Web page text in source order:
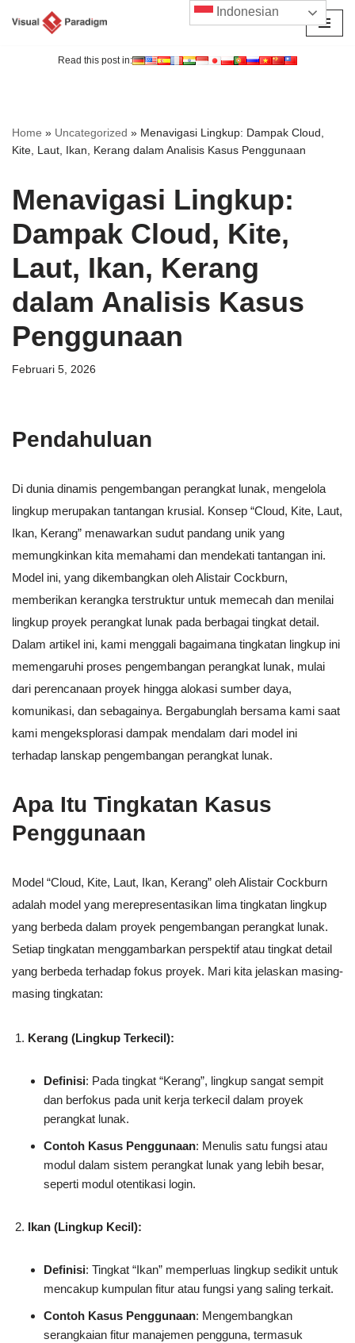
Read this post in:
Home » Uncategorized » Menavigasi Lingkup: Dampak Cloud,
Kite, Laut, Ikan, Kerang dalam Analisis Kasus Penggunaan
Menavigasi Lingkup:
Dampak Cloud, Kite,
Laut, Ikan, Kerang
dalam Analisis Kasus
Penggunaan
Februari 5, 2026
Pendahuluan
Di dunia dinamis pengembangan perangkat lunak, mengelola
lingkup merupakan tantangan krusial. Konsep “Cloud, Kite, Laut,
Ikan, Kerang” menawarkan sudut pandang unik yang
memungkinkan kita memahami dan mendekati tantangan ini.
Model ini, yang dikembangkan oleh Alistair Cockburn,
memberikan kerangka terstruktur untuk memecah dan menilai
lingkup proyek perangkat lunak pada berbagai tingkat detail.
Dalam artikel ini, kami menggali bagaimana tingkatan lingkup ini
memengaruhi proses pengembangan perangkat lunak, mulai
dari perencanaan proyek hingga alokasi sumber daya,
komunikasi, dan sebagainya. Bergabunglah bersama kami saat
kami mengeksplorasi dampak mendalam dari model ini
terhadap lanskap pengembangan perangkat lunak.
Apa Itu Tingkatan Kasus
Penggunaan
Model “Cloud, Kite, Laut, Ikan, Kerang” oleh Alistair Cockburn
adalah model yang merepresentasikan lima tingkatan lingkup
yang berbeda dalam proyek pengembangan perangkat lunak.
Setiap tingkatan menggambarkan perspektif atau tingkat detail
yang berbeda terhadap fokus proyek. Mari kita jelaskan masing-
masing tingkatan:
Kerang (Lingkup Terkecil):
Definisi: Pada tingkat “Kerang”, lingkup sangat sempit
dan berfokus pada unit kerja terkecil dalam proyek
perangkat lunak.
Contoh Kasus Penggunaan: Menulis satu fungsi atau
modul dalam sistem perangkat lunak yang lebih besar,
seperti modul otentikasi login.
Ikan (Lingkup Kecil):
Definisi: Tingkat “Ikan” memperluas lingkup sedikit untuk
mencakup kumpulan fitur atau fungsi yang saling terkait.
Contoh Kasus Penggunaan: Mengembangkan
serangkaian fitur manajemen pengguna, termasuk
Indonesian